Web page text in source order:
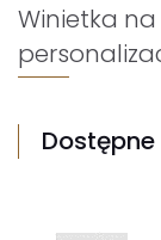
Winietka